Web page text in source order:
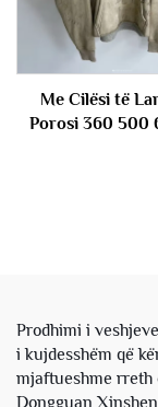
Me Cilësi të
Porosi 360 500
Prodhimi i
i kujdesshëm që
mjaftueshme rreth
Dongguan